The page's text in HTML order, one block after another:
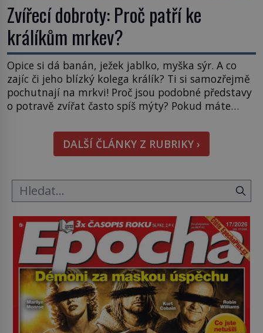
Zvířecí dobroty: Proč patří ke
králíkům mrkev?
Opice si dá banán, ježek jablko, myška sýr. A co
zajíc či jeho blízký kolega králík? Ti si samozřejmě
pochutnají na mrkvi! Proč jsou podobné představy
o potravě zvířat často spíš mýty? Pokud máte
i bude chutnat, ovšem měl by ji mít jen jako
občasný pamlsek. […]DALŠÍ ČLÁNKY Z RUBRIKY ›